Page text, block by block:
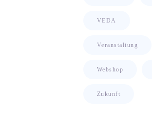
VEDA
Veranstaltung
Webshop
Zukunft